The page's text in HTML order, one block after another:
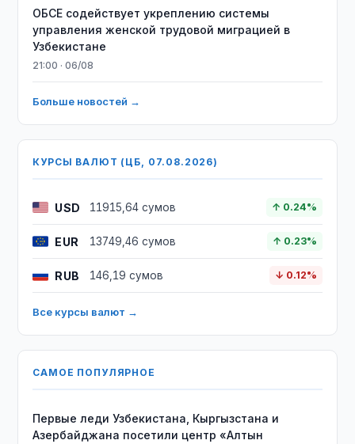
ОБСЕ содействует укреплению системы
управления женской трудовой миграцией в
Узбекистане
21:00 · 06/08
Больше новостей →
КУРСЫ ВАЛЮТ (ЦБ, 07.08.2026)
USD 11915,64 сумов ↑ 0.24%
EUR 13749,46 сумов ↑ 0.23%
RUB 146,19 сумов ↓ 0.12%
Все курсы валют →
САМОЕ ПОПУЛЯРНОЕ
Первые леди Узбекистана, Кыргызстана и
Азербайджана посетили центр «Алтын